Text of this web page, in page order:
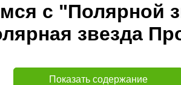
с "Полярной
звезда
Показать содержание